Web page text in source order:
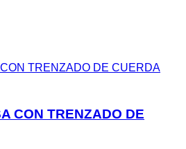
CON TRENZADO DE